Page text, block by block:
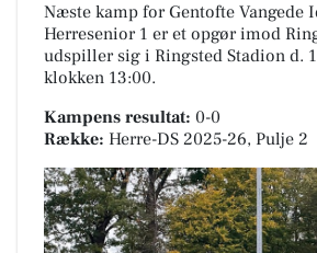
Næste kamp for Gentofte
Herresenior 1 er et opgør imod
udspiller sig i Ringsted Stadion d.
klokken 13:00.
Kampens resultat: 0-0
Række: Herre-DS 2025-26, Pulje 2